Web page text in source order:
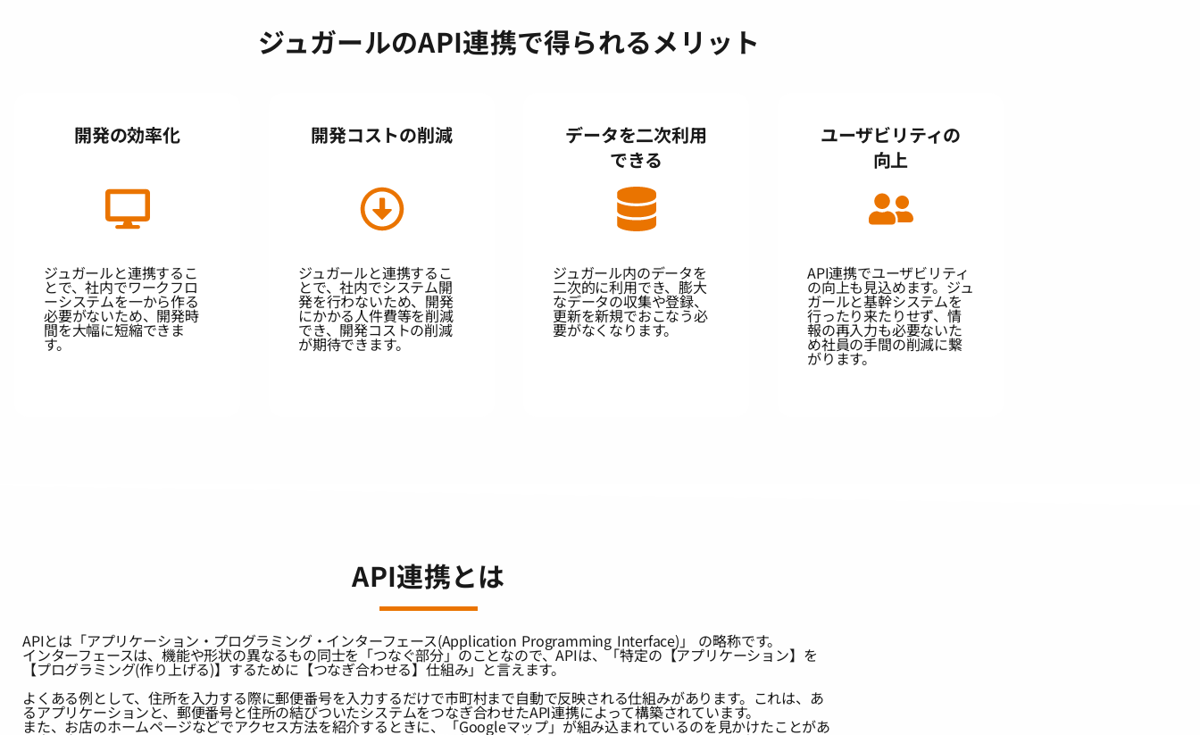
ジュガールのAPI連携で得られるメリット
開発の効率化
ジュガールと連携するこ
とで、社内でワークフロ
ーシステムを一から作る
必要がないため、開発時
間を大幅に短縮できま
す。
開発コストの削減
ジュガールと連携するこ
とで、社内でシステム開
発を行わないため、開発
にかかる人件費等を削減
でき、開発コストの削減
が期待できます。
データを二次利用
できる
ジュガール内のデータを
二次的に利用でき、膨大
なデータの収集や登録、
更新を新規でおこなう必
要がなくなります。
ユーザビリティの
向上
API連携でユーザビリティ
の向上も見込めます。ジュ
ガールと基幹システムを
行ったり来たりせず、情
報の再入力も必要ないた
め社員の手間の削減に繋
がります。
API連携とは
APIとは「アプリケーション・プログラミング・インターフェース(Application Programming Interface)」 の略称です。
インターフェースは、機能や形状の異なるもの同士を「つなぐ部分」のことなので、APIは、「特定の【アプリケーション】を
【プログラミング(作り上げる)】するために【つなぎ合わせる】仕組み」と言えます。
よくある例として、住所を入力する際に郵便番号を入力するだけで市町村まで自動で反映される仕組みがあります。これは、あ
るアプリケーションと、郵便番号と住所の結びついたシステムをつなぎ合わせたAPI連携によって構築されています。
また、お店のホームページなどでアクセス方法を紹介するときに、「Googleマップ」が組み込まれているのを見かけたことがあ